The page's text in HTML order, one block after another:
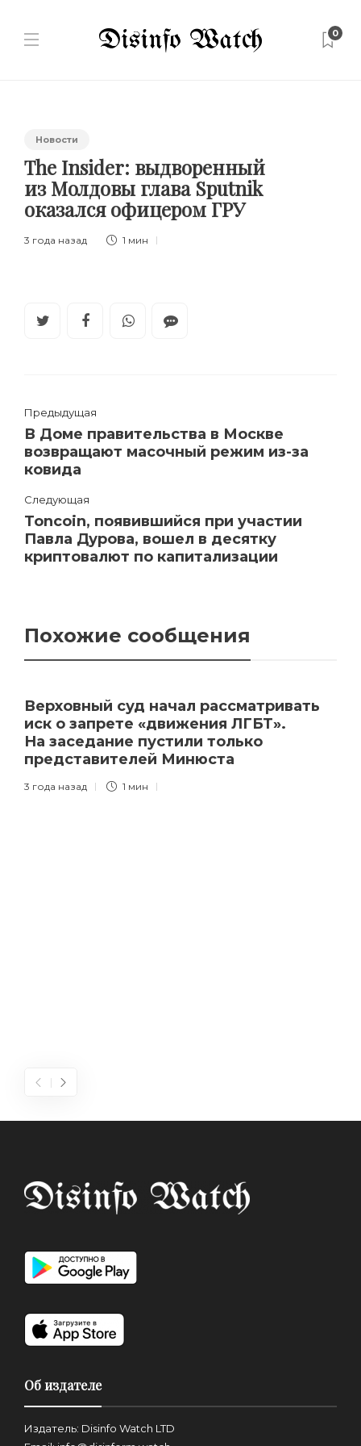
0
Новости
The Insider: выдворенный
из Молдовы глава Sputnik
оказался офицером ГРУ
3 года назад 1 мин
Предыдущая
В Доме правительства в Москве
возвращают масочный режим из-за
ковида
Следующая
Toncoin, появившийся при участии
Павла Дурова, вошел в десятку
криптовалют по капитализации
Похожие сообщения
Верховный суд начал рассматривать
иск о запрете «движения ЛГБТ».
На заседание пустили только
представителей Минюста
3 года назад 1 мин
Об издателе
Издатель: Disinfo Watch LTD